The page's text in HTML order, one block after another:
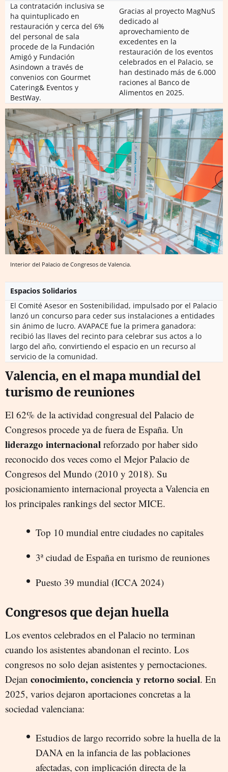
La contratación inclusiva se
ha quintuplicado en
restauración y cerca del 6%
del personal de sala
procede de la Fundación
Amigó y Fundación
Asindown a través de
convenios con Gourmet
Catering& Eventos y
BestWay.
Gracias al proyecto MagNuS
dedicado al
aprovechamiento de
excedentes en la
restauración de los eventos
celebrados en el Palacio, se
han destinado más de 6.000
raciones al Banco de
Alimentos en 2025.
Interior del Palacio de Congresos de Valencia.
Espacios Solidarios
El Comité Asesor en Sostenibilidad, impulsado por el Palacio
lanzó un concurso para ceder sus instalaciones a entidades
sin ánimo de lucro. AVAPACE fue la primera ganadora:
recibió las llaves del recinto para celebrar sus actos a lo
largo del año, convirtiendo el espacio en un recurso al
servicio de la comunidad.
Valencia, en el mapa mundial del
turismo de reuniones
El 62% de la actividad congresual del Palacio de
Congresos procede ya de fuera de España. Un
liderazgo internacional reforzado por haber sido
reconocido dos veces como el Mejor Palacio de
Congresos del Mundo (2010 y 2018). Su
posicionamiento internacional proyecta a Valencia en
los principales rankings del sector MICE.
Top 10 mundial entre ciudades no capitales
3ª ciudad de España en turismo de reuniones
Puesto 39 mundial (ICCA 2024)
Congresos que dejan huella
Los eventos celebrados en el Palacio no terminan
cuando los asistentes abandonan el recinto. Los
congresos no solo dejan asistentes y pernoctaciones.
Dejan conocimiento, conciencia y retorno social. En
2025, varios dejaron aportaciones concretas a la
sociedad valenciana:
Estudios de largo recorrido sobre la huella de la
DANA en la infancia de las poblaciones
afectadas, con implicación directa de la